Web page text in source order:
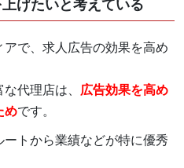
げたいと考えている
で、求人広告の効果を高め
代理店は、 広告効果を高め
めです。
トから業績などが特に優秀